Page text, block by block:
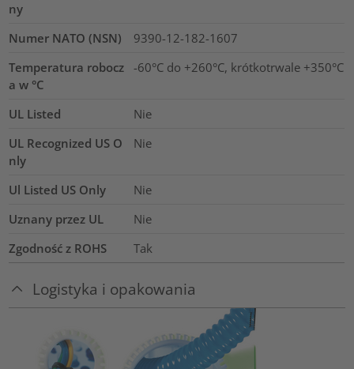
ny
Numer NATO (NSN)
9390-12-182-1607
Temperatura robocz
a w °C
-60°C do +260°C, krótkotrwale +350°C
UL Listed
Nie
UL Recognized US O
nly
Nie
Ul Listed US Only
Nie
Uznany przez UL
Nie
Zgodność z ROHS
Tak
Logistyka i opakowania